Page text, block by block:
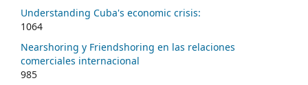
Understanding Cuba's economic crisis:
1064
Nearshoring y Friendshoring en las relaciones
comerciales internacional
985